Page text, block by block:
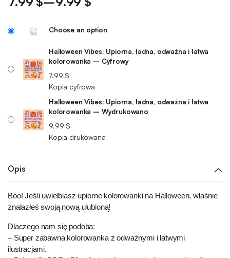
Choose an option
Halloween Vibes: Upiorna, ładna, odważna i łatwa
kolorowanka – Cyfrowy
7.99 $
Kopia cyfrowa
Halloween Vibes: Upiorna, ładna, odważna i łatwa
kolorowanka – Wydrukowano
9.99 $
Kopia drukowana
Opis
Boo! Jeśli uwielbiasz upiorne kolorowanki na Halloween, właśnie
znalazłeś swoją nową ulubioną!
Dlaczego nam się podoba:
– Super zabawna kolorowanka z odważnymi i łatwymi
ilustracjami.